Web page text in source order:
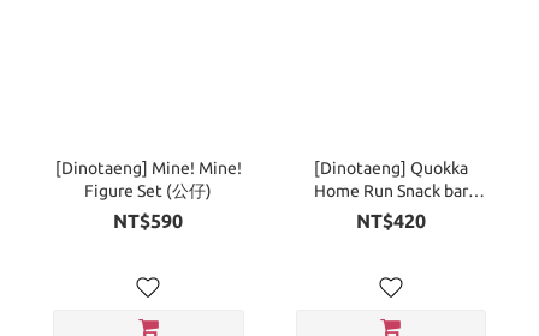
[Dinotaeng] Mine! Mine!
Figure Set (公仔)
NT$590
[Dinotaeng] Quokka
Home Run Snack bar
Keyring ver.1 (吊飾) -
2Types
NT$420